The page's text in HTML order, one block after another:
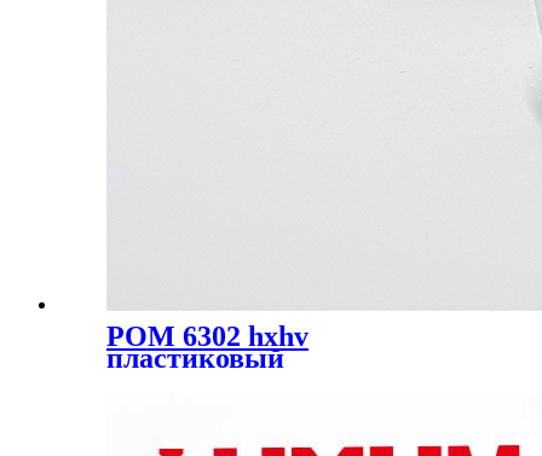
POM 6302 hxhv
пластиковый